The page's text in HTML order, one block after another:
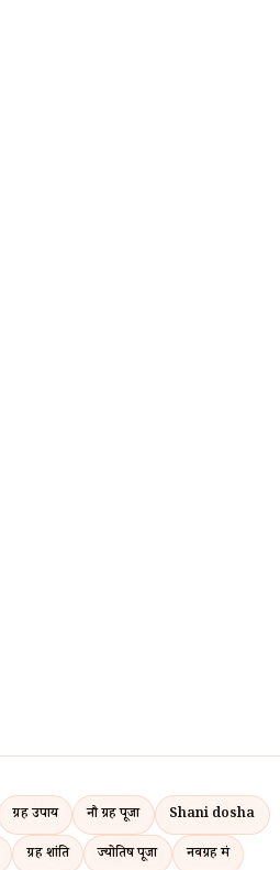
ग्रह उपाय नौ ग्रह पूजा
Shani dosha
ग्रह शांति ज्योतिष पूजा नवग्रह मंत्र